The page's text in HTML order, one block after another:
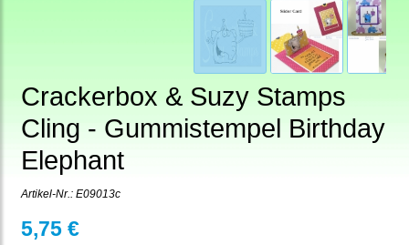
Crackerbox & Suzy Stamps
Cling - Gummistempel Birthday
Elephant
Artikel-Nr.: E09013c
5,75 €